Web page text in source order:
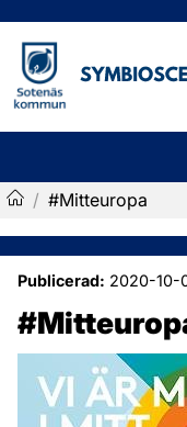
/ #Mitteuropa
Publicerad: 2020-10-